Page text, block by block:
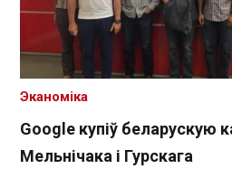
Google купіў беларускую
Мельнічака і Гурскага
Эканоміка